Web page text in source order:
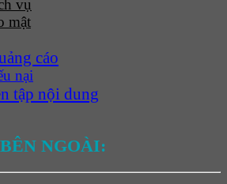
vụ
mật
cáo
nại
tập nội dung
NGOÀI: